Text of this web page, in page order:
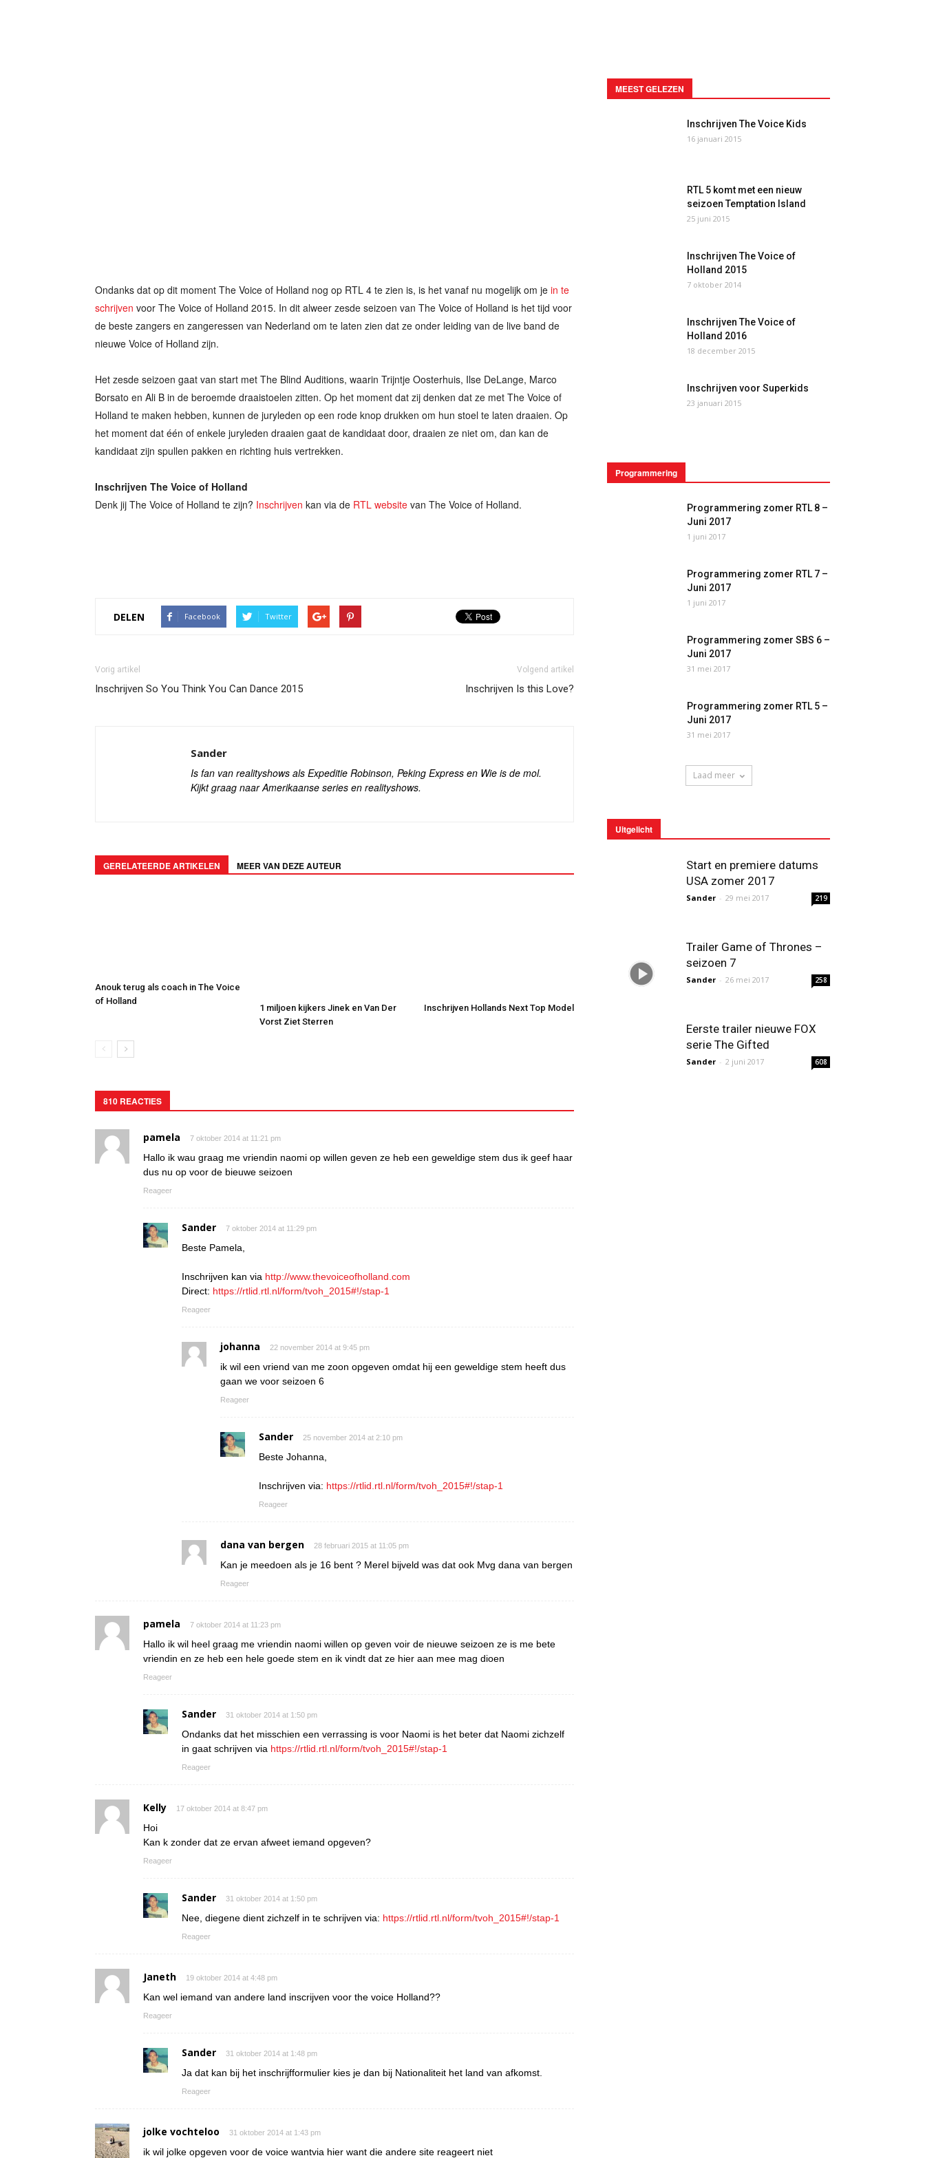
Ondanks dat op dit moment The Voice of Holland nog op RTL 4 te zien is, is het vanaf nu mogelijk om je in te
schrijven voor The Voice of Holland 2015. In dit alweer zesde seizoen van The Voice of Holland is het tijd voor
de beste zangers en zangeressen van Nederland om te laten zien dat ze onder leiding van de live band de
nieuwe Voice of Holland zijn.
Het zesde seizoen gaat van start met The Blind Auditions, waarin Trijntje Oosterhuis, Ilse DeLange, Marco
Borsato en Ali B in de beroemde draaistoelen zitten. Op het moment dat zij denken dat ze met The Voice of
Holland te maken hebben, kunnen de juryleden op een rode knop drukken om hun stoel te laten draaien. Op
het moment dat één of enkele juryleden draaien gaat de kandidaat door, draaien ze niet om, dan kan de
kandidaat zijn spullen pakken en richting huis vertrekken.
Inschrijven The Voice of Holland
Denk jij The Voice of Holland te zijn? Inschrijven kan via de RTL website van The Voice of Holland.
DELEN Facebook Twitter
Vorig artikel
Inschrijven So You Think You Can Dance 2015
Volgend artikel
Inschrijven Is this Love?
Sander
Is fan van realityshows als Expeditie Robinson, Peking Express en Wie is de mol.
Kijkt graag naar Amerikaanse series en realityshows.
GERELATEERDE ARTIKELEN MEER VAN DEZE AUTEUR
Anouk terug als coach in The Voice
of Holland
1 miljoen kijkers Jinek en Van Der
Vorst Ziet Sterren
Inschrijven Hollands Next Top Model
810 REACTIES
pamela 7 oktober 2014 at 11:21 pm
Hallo ik wau graag me vriendin naomi op willen geven ze heb een geweldige stem dus ik geef haar
dus nu op voor de bieuwe seizoen
Reageer
Sander 7 oktober 2014 at 11:29 pm
Beste Pamela,
Inschrijven kan via http://www.thevoiceofholland.com
Direct: https://rtlid.rtl.nl/form/tvoh_2015#!/stap-1
Reageer
johanna 22 november 2014 at 9:45 pm
ik wil een vriend van me zoon opgeven omdat hij een geweldige stem heeft dus
gaan we voor seizoen 6
Reageer
Sander 25 november 2014 at 2:10 pm
Beste Johanna,
Inschrijven via: https://rtlid.rtl.nl/form/tvoh_2015#!/stap-1
Reageer
dana van bergen 28 februari 2015 at 11:05 pm
Kan je meedoen als je 16 bent ? Merel bijveld was dat ook Mvg dana van bergen
Reageer
pamela 7 oktober 2014 at 11:23 pm
Hallo ik wil heel graag me vriendin naomi willen op geven voir de nieuwe seizoen ze is me bete
vriendin en ze heb een hele goede stem en ik vindt dat ze hier aan mee mag dioen
Reageer
Sander 31 oktober 2014 at 1:50 pm
Ondanks dat het misschien een verrassing is voor Naomi is het beter dat Naomi zichzelf
in gaat schrijven via https://rtlid.rtl.nl/form/tvoh_2015#!/stap-1
Reageer
Kelly 17 oktober 2014 at 8:47 pm
Hoi
Kan k zonder dat ze ervan afweet iemand opgeven?
Reageer
Sander 31 oktober 2014 at 1:50 pm
Nee, diegene dient zichzelf in te schrijven via: https://rtlid.rtl.nl/form/tvoh_2015#!/stap-1
Reageer
Janeth 19 oktober 2014 at 4:48 pm
Kan wel iemand van andere land inscrijven voor the voice Holland??
Reageer
Sander 31 oktober 2014 at 1:48 pm
Ja dat kan bij het inschrijfformulier kies je dan bij Nationaliteit het land van afkomst.
Reageer
jolke vochteloo 31 oktober 2014 at 1:43 pm
ik wil jolke opgeven voor de voice wantvia hier want die andere site reageert niet
MEEST GELEZEN
Inschrijven The Voice Kids
16 januari 2015
RTL 5 komt met een nieuw
seizoen Temptation Island
25 juni 2015
Inschrijven The Voice of
Holland 2015
7 oktober 2014
Inschrijven The Voice of
Holland 2016
18 december 2015
Inschrijven voor Superkids
23 januari 2015
Programmering
Programmering zomer RTL 8 –
Juni 2017
1 juni 2017
Programmering zomer RTL 7 –
Juni 2017
1 juni 2017
Programmering zomer SBS 6 –
Juni 2017
31 mei 2017
Programmering zomer RTL 5 –
Juni 2017
31 mei 2017
Laad meer
Uitgelicht
Start en premiere datums
USA zomer 2017
Sander - 29 mei 2017 219
Trailer Game of Thrones –
seizoen 7
Sander - 26 mei 2017 258
Eerste trailer nieuwe FOX
serie The Gifted
Sander - 2 juni 2017 608